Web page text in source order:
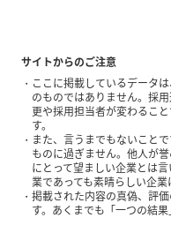
サイトからのご注意
ここに掲載しているデータ
のものではありません。採
更や採用担当者が変わるこ
す。
また、言うまでもないこと
ものに過ぎません。他人が
にとって望ましい企業とは
業であっても素晴らしい企業
掲載された内容の真偽、評
す。あくまでも「一つの結